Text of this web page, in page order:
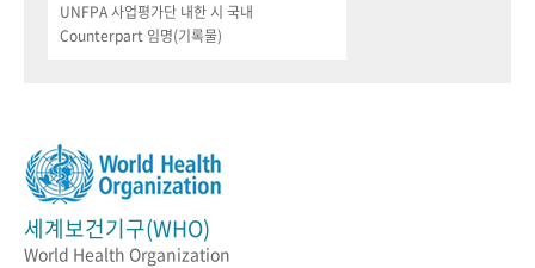
UNFPA 사업평가단 내한 시 국내
Counterpart 임명(기록물)
세계보건기구(WHO)
World Health Organization